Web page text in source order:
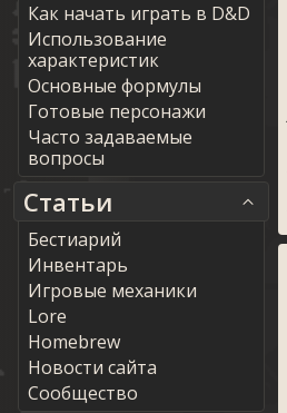
Как начать играть в D&D
Использование
характеристик
Основные формулы
Готовые персонажи
Часто задаваемые
вопросы
Статьи
Бестиарий
Инвентарь
Игровые механики
Lore
Homebrew
Новости сайта
Сообщество